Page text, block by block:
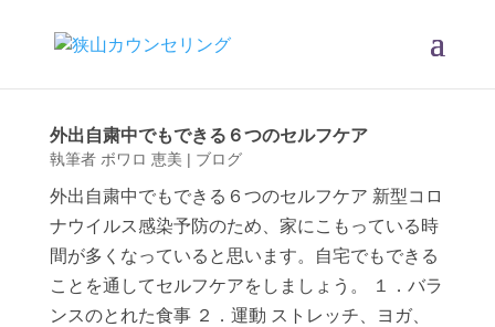
外出自粛中でもできる６つのセルフケア
執筆者 ボワロ 恵美 | ブログ
外出自粛中でもできる６つのセルフケア 新型コロ
ナウイルス感染予防のため、家にこもっている時
間が多くなっていると思います。自宅でもできる
ことを通してセルフケアをしましょう。 １．バラ
ンスのとれた食事 ２．運動 ストレッチ、ヨガ、